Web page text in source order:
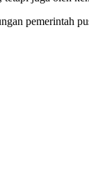
pemerintah